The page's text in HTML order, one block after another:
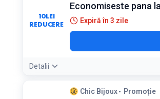
10LEI
REDUCERE
Economiseste pana
Expiră în 3 zile
Detalii
Chic Bijoux Promoție